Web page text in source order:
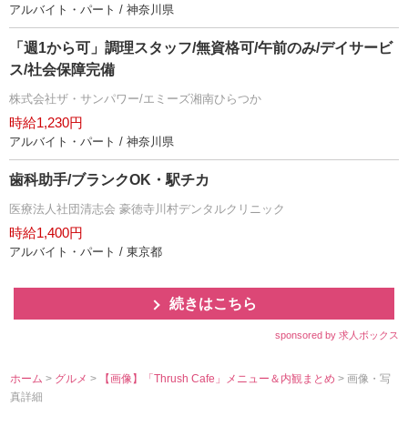
アルバイト・パート / 神奈川県
「週1から可」調理スタッフ/無資格可/午前のみ/デイサービ
ス/社会保障完備
株式会社ザ・サンパワー/エミーズ湘南ひらつか
時給1,230円
アルバイト・パート / 神奈川県
歯科助手/ブランクOK・駅チカ
医療法人社団清志会 豪徳寺川村デンタルクリニック
時給1,400円
アルバイト・パート / 東京都
続きはこちら
sponsored by 求人ボックス
ホーム > グルメ> 【画像】「Thrush Cafe」メニュー＆内観まとめ> 画像・写
真詳細